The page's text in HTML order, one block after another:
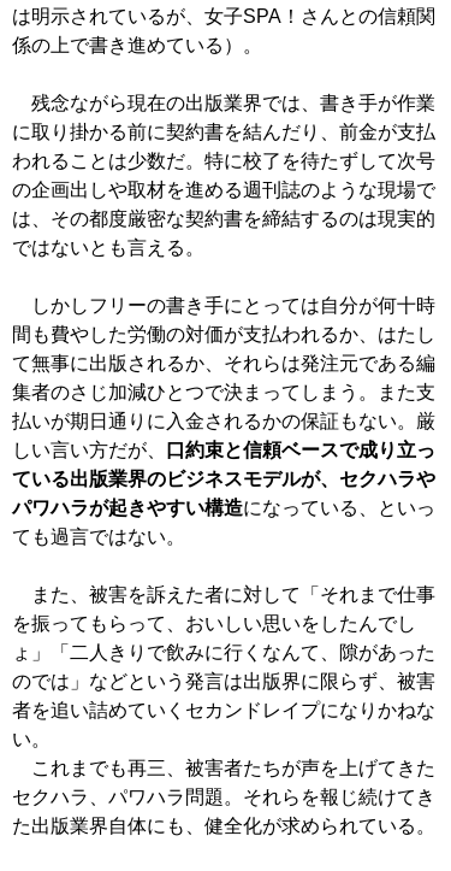
は明示されているが、女子SPA！さんとの信頼関
係の上で書き進めている）。
残念ながら現在の出版業界では、書き手が作業
に取り掛かる前に契約書を結んだり、前金が支払
われることは少数だ。特に校了を待たずして次号
の企画出しや取材を進める週刊誌のような現場で
は、その都度厳密な契約書を締結するのは現実的
ではないとも言える。
しかしフリーの書き手にとっては自分が何十時
間も費やした労働の対価が支払われるか、はたし
て無事に出版されるか、それらは発注元である編
集者のさじ加減ひとつで決まってしまう。また支
払いが期日通りに入金されるかの保証もない。厳
しい言い方だが、
口約束と信頼ベースで成り立っ
ている出版業界のビジネスモデルが、セクハラや
パワハラが起きやすい構造になっている、といっ
ても過言ではない。
また、被害を訴えた者に対して「それまで仕事
を振ってもらって、おいしい思いをしたんでし
ょ」「二人きりで飲みに行くなんて、隙があった
のでは」などという発言は出版界に限らず、被害
者を追い詰めていくセカンドレイプになりかねな
い。
これまでも再三、被害者たちが声を上げてきた
セクハラ、パワハラ問題。それらを報じ続けてき
た出版業界自体にも、健全化が求められている。